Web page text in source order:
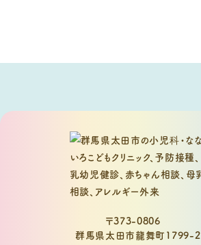
〒373-0806
群馬県太田市龍舞町1799-2